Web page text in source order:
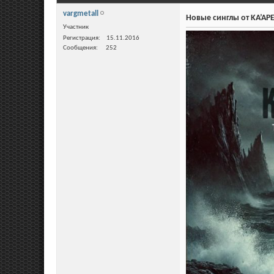
vargmetall
Участник
Регистрация
15.11.2016
Сообщения
252
Новые синглы от